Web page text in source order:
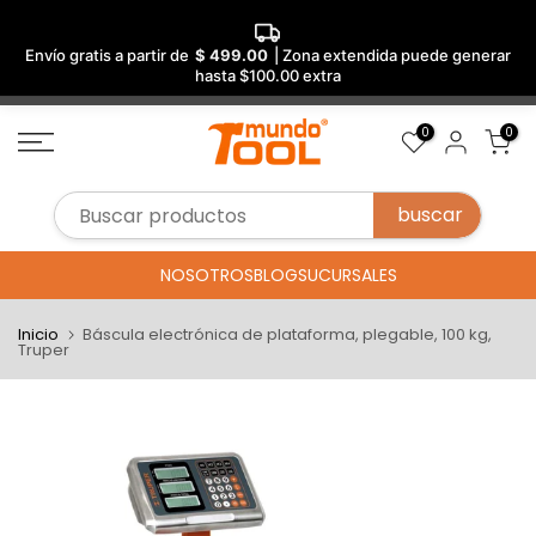
Envío gratis a partir de $ 499.00
| Zona extendida puede generar
hasta $100.00 extra
Saltar
al
0 0
NOSOTROSBLOGSUCURSALES
Inicio Báscula electrónica de plataforma, plegable, 100 kg,
Truper